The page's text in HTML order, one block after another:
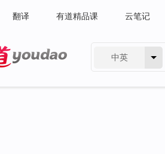
翻译 有道精品课 云笔记
中英